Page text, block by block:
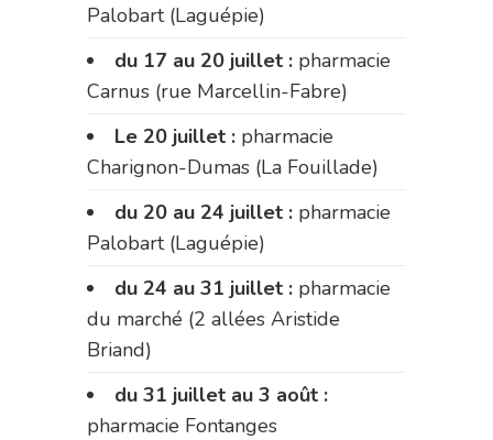
Palobart (Laguépie)
du 17 au 20 juillet : pharmacie
Carnus (rue Marcellin-Fabre)
Le 20 juillet : pharmacie
Charignon-Dumas (La Fouillade)
du 20 au 24 juillet : pharmacie
Palobart (Laguépie)
du 24 au 31 juillet : pharmacie
du marché (2 allées Aristide
Briand)
du 31 juillet au 3 août :
pharmacie Fontanges